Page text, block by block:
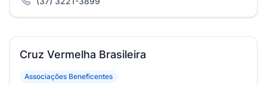
Cruz Vermelha Brasileira
Associações Beneficentes